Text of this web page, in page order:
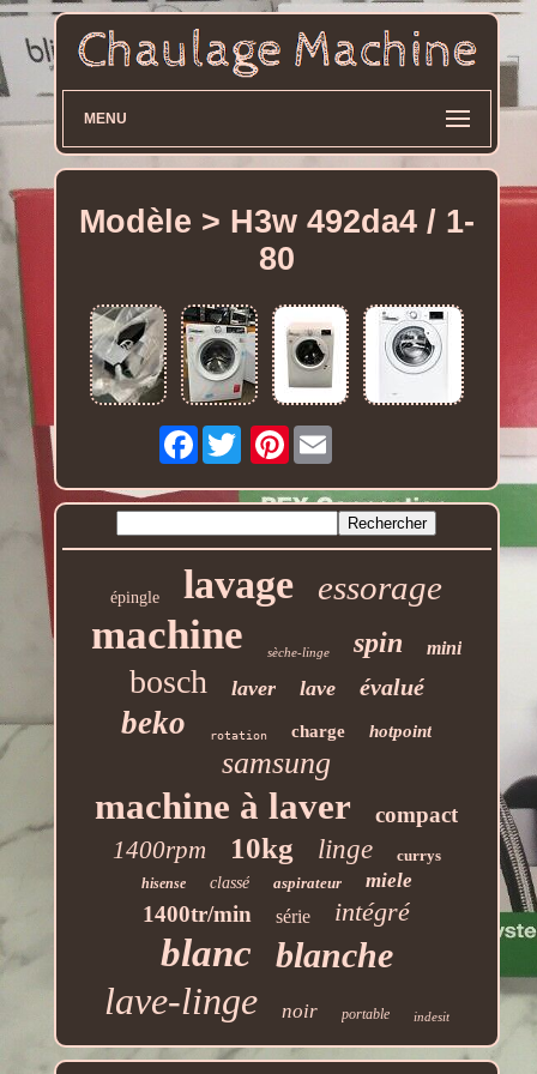
MENU
Modèle > H3w 492da4 / 1-
80
Facebook Pinterest
épingle lavage essorage
machine sèche-linge spin mini
bosch laver lave évalué
beko rotation charge hotpoint
samsung
machine à laver compact
1400rpm 10kg linge currys
hisense classé aspirateur miele
1400tr/min série intégré
blanc blanche
lave-linge noir portable indesit